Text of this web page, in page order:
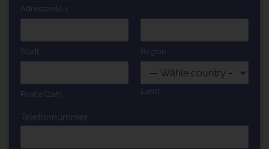
Adresszeile 1
Stadt Region
Postleitzahl Land
Telefonnummer